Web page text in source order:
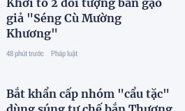
Khởi tố 2 đối tượng bán gạo
giả "Séng Cù Mường
Khương"
48 phút trước Pháp luật
Bắt khẩn cấp nhóm "cẩu tặc"